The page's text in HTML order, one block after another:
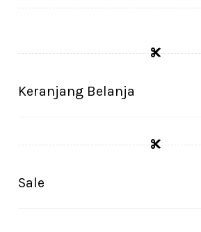
Keranjang Belanja
Sale